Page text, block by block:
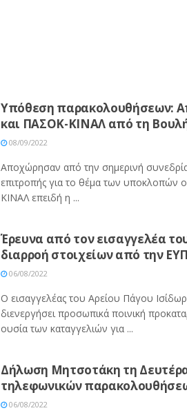
Υπόθεση παρακολουθήσεων:
και ΠΑΣΟΚ-ΚΙΝΑΛ από τη
08/09/2022
Αποχώρησαν από την σημερινή
επιτροπής για το θέμα των υποκλοπών
ΚΙΝΑΛ επειδή η ...
Έρευνα από τον εισαγγελέα
διαρροή στοιχείων από την ΕΥΠ
06/08/2022
Ο εισαγγελέας του Αρείου Πάγου
διενεργήσει προσωπικά ποινική
ουσία των καταγγελιών για ...
Δήλωση Μητσοτάκη τη
τηλεφωνικών
06/08/2022